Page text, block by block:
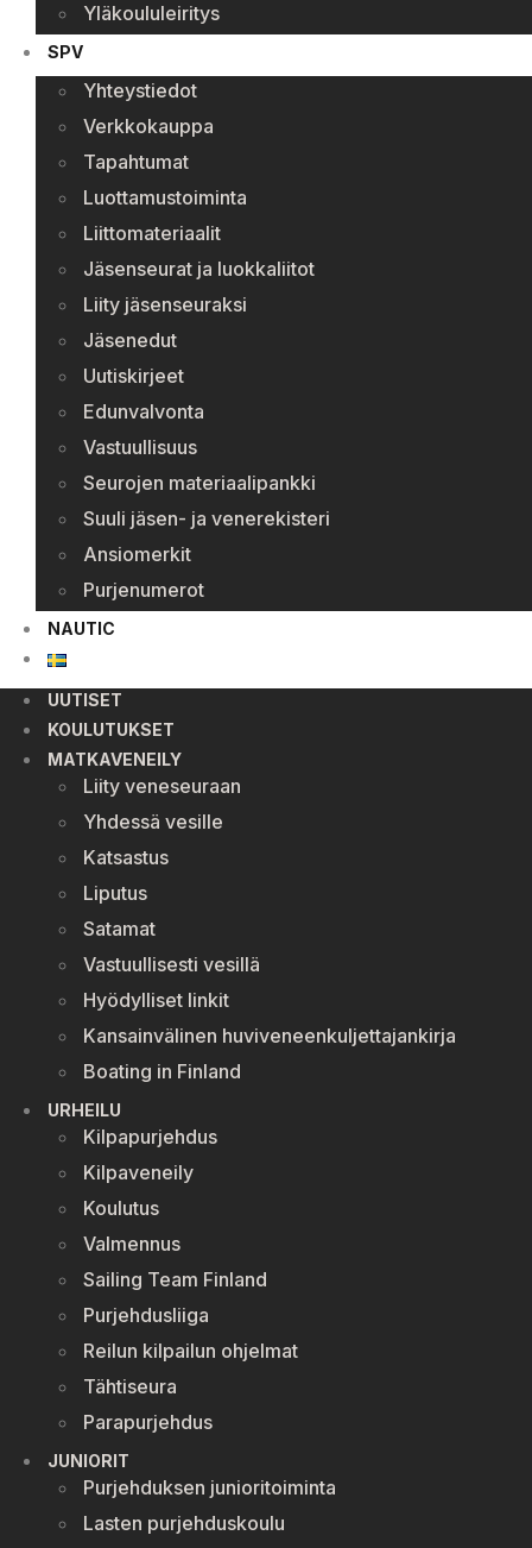
Yläkoululeiritys
SPV
Yhteystiedot
Verkkokauppa
Tapahtumat
Luottamustoiminta
Liittomateriaalit
Jäsenseurat ja luokkaliitot
Liity jäsenseuraksi
Jäsenedut
Uutiskirjeet
Edunvalvonta
Vastuullisuus
Seurojen materiaalipankki
Suuli jäsen- ja venerekisteri
Ansiomerkit
Purjenumerot
NAUTIC
UUTISET
KOULUTUKSET
MATKAVENEILY
Liity veneseuraan
Yhdessä vesille
Katsastus
Liputus
Satamat
Vastuullisesti vesillä
Hyödylliset linkit
Kansainvälinen huviveneenkuljettajankirja
Boating in Finland
URHEILU
Kilpapurjehdus
Kilpaveneily
Koulutus
Valmennus
Sailing Team Finland
Purjehdusliiga
Reilun kilpailun ohjelmat
Tähtiseura
Parapurjehdus
JUNIORIT
Purjehduksen junioritoiminta
Lasten purjehduskoulu